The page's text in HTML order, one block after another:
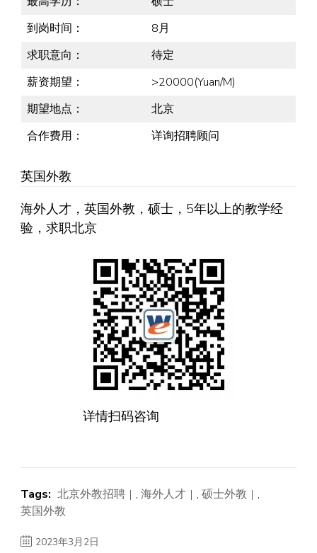
到岗时间：
8月
求职意向：
待定
薪资期望：
>20000(Yuan/M)
期望地点：
北京
合作费用：
详询招聘顾问
英国外教
海外人才，英国外教，硕士，5年以上的教学经
验，求职北京
详情扫码咨询
Tags: 北京外教招聘 , 海外人才 , 硕士外教
,
英国外教
2023年3月2日